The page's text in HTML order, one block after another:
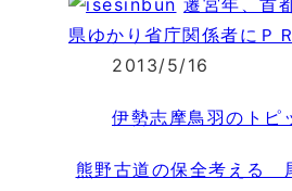
遷宮年、首
県ゆかり省庁関係者にＰＲ
2013/5/16
伊勢志摩鳥羽のトピ
熊野古道の保全考える